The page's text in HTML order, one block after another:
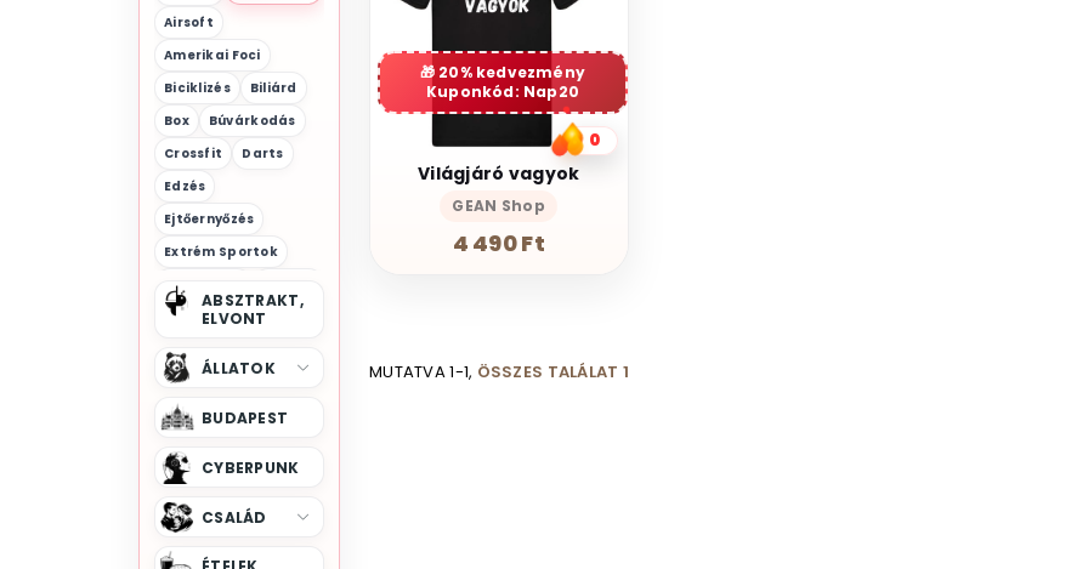
Airsoft
Amerikai Foci
Biciklizés
Biliárd
Box
Búvárkodás
Crossfit
Darts
Edzés
Ejtőernyőzés
Extrém Sportok
Falmászás
Foci
Forma 1
Futás
Gördeszka
Görkorcsolya
Hegymászás
Íjászat
Jégkorcsolya
Jégkorong
ABSZTRAKT,
ELVONT
ÁLLATOK
BUDAPEST
CYBERPUNK
CSALÁD
20% kedvezmény
Kuponkód: Nap20
0
Világjáró vagyok
GEAN Shop
4 490 Ft
MUTATVA 1-1, ÖSSZES TALÁLAT 1